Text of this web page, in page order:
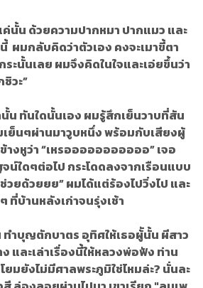
น ด้วยความปากหมา ปากแมว และ
ผมกลับคิดว่าตัวเอง คงจะเมาขี้ตา
ะนั้นเลย ผมจึงคิดในใจและเอ่ยขึ้นว่า
วะ”
ทันใดนั้นเอง ผมรู้สึกเย็นวาบที่สัน
เย็นๆผ่านมาวูบหนึ่ง พร้อมกับเสียงผู้
งหูว่า “เหรอออออออออออ” เจอ
ใดๆต่อไป กระโดดลงจากเรือนแบบ
วยด้วยยย” ผมได้แต่ร้องไปวิ่งไป และ
บ้านหลังเก่าจนรุ่งเช้า
ำบุญตักบาตร อุทิศให้เธอผู้ันั้น ผีสาว
และเล่าเรื่องนี้ให้หลวงพ่อฟัง ท่าน
ยมยังไม่มีศาลพระภูมิใช่ไหมล่ะ? นั่นละ